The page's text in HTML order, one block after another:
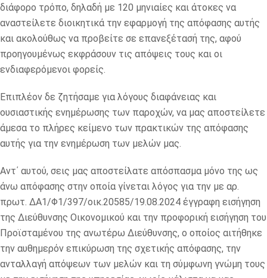
διάφορο τρόπο, δηλαδή με 120 μηνιαίες και άτοκες να
αναστείλετε διοικητικά την εφαρμογή της απόφασης αυτής
και ακολούθως να προβείτε σε επανεξέτασή της, αφού
προηγουμένως εκφράσουν τις απόψεις τους και οι
ενδιαφερόμενοι φορείς.
Επιπλέον δε ζητήσαμε για λόγους διαφάνειας και
ουσιαστικής ενημέρωσης των παροχών, να μας αποστείλετε
άμεσα το πλήρες κείμενο των πρακτικών της απόφασης
αυτής για την ενημέρωση των μελών μας.
Αντ΄ αυτού, σεις μας αποστείλατε απόσπασμα μόνο της ως
άνω απόφασης στην οποία γίνεται λόγος για την με αρ.
πρωτ. ΔΑ1/Φ1/397/οικ.20585/19.08.2024 έγγραφη εισήγηση
της Διεύθυνσης Οικονομικού και την προφορική εισήγηση του
Προϊσταμένου της ανωτέρω Διεύθυνσης, ο οποίος αιτήθηκε
την αυθημερόν επικύρωση της σχετικής απόφασης, την
ανταλλαγή απόψεων των μελών και τη σύμφωνη γνώμη τους